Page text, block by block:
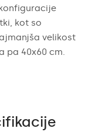
kot so
velikost
pa 40x60 cm.